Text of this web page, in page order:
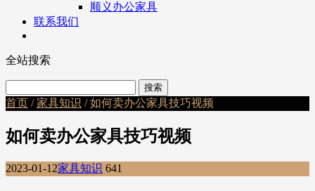
顺义办公家具
联系我们
全站搜索
首页 /家具知识 / 如何卖办公家具技巧视频
如何卖办公家具技巧视频
2023-01-12家具知识 641